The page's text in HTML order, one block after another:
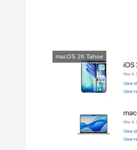
macOS 26 Tahoe